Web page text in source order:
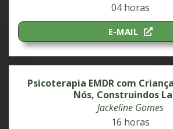
04 horas
E-MAIL
Psicoterapia EMDR com
Nós, Construindos
Jackeline Gomes
16 horas